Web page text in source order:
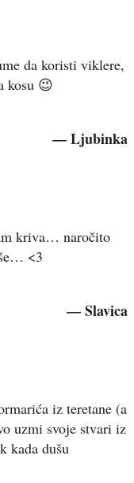
da koristi viklere,
kosu 😉
— Ljubinka
kriva… naročito
<3
— Slavica
iz teretane (a
uzmi svoje stvari iz
kada dušu